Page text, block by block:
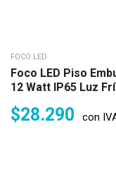
FOCO LED
Foco LED Piso
12 Watt IP65 Luz
$28.290 con